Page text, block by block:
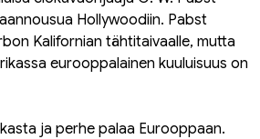
Hollywoodiin. Pabst
Kalifornian tähtitaivaalle, mutta
eurooppalainen kuuluisuus on
ja perhe palaa Eurooppaan.